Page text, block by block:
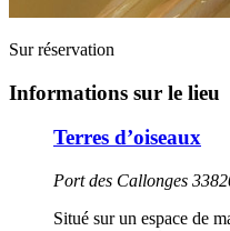
Sur réservation
Informations sur le lieu
Terres d’oiseaux
Port des Callonges
Situé sur un espace de